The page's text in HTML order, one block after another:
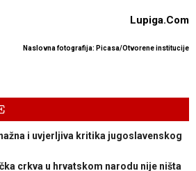
Lupiga.Com
Naslovna fotografija: Picasa/Otvorene institucije
i uvjerljiva kritika jugoslavenskog
crkva u hrvatskom narodu nije ništa